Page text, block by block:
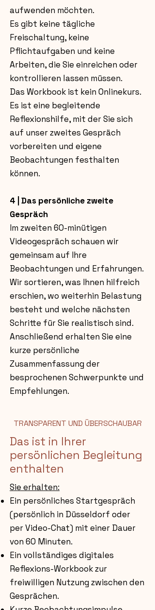
aufwenden möchten.
Es gibt keine tägliche
Freischaltung, keine
Pflichtaufgaben und keine
Arbeiten, die Sie einreichen oder
kontrollieren lassen müssen.
Das Workbook ist kein Onlinekurs.
Es ist eine begleitende
Reflexionshilfe, mit der Sie sich
auf unser zweites Gespräch
vorbereiten und eigene
Beobachtungen festhalten
können.
4 | Das persönliche zweite
Gespräch
Im zweiten 60-minütigen
Videogespräch schauen wir
gemeinsam auf Ihre
Beobachtungen und Erfahrungen.
Wir sortieren, was Ihnen hilfreich
erschien, wo weiterhin Belastung
besteht und welche nächsten
Schritte für Sie realistisch sind.
Anschließend erhalten Sie eine
kurze persönliche
Zusammenfassung der
besprochenen Schwerpunkte und
Empfehlungen.
TRANSPARENT UND ÜBERSCHAUBAR
Das ist in Ihrer
persönlichen Begleitung
enthalten
Sie erhalten:
Ein persönliches Startgespräch
(persönlich in Düsseldorf oder
per Video-Chat) mit einer Dauer
von 60 Minuten.
Ein vollständiges digitales
Reflexions-Workbook zur
freiwilligen Nutzung zwischen den
Gesprächen.